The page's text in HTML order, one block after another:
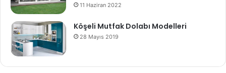
11 Haziran 2022
Köşeli Mutfak Dolabı Modelleri
28 Mayıs 2019